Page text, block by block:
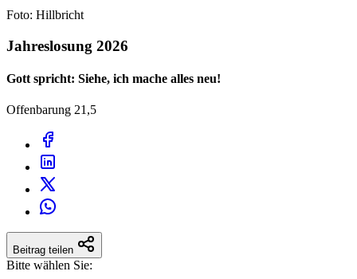
Foto: Hillbricht
Jahreslosung 2026
Gott spricht: Siehe, ich mache alles neu!
Offenbarung 21,5
Beitrag teilen
Bitte wählen Sie: